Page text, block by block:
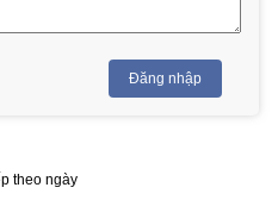
Đăng nhập
theo ngày